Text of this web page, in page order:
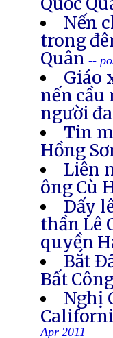
Nến
trong
Quân--
Giáo
nến cầu
người
Tin
Hồng
Liên
ông Cù
Dấy
thần Lê
quyền
Bắt
Bất
Nghị